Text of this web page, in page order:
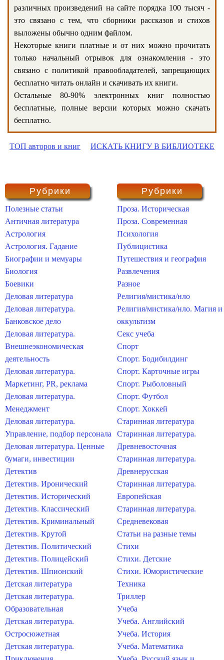
различных произведений на сайте порядка 100 тысяч -
это связано с тем, что сборники рассказов и стихов
выложены обычно одним файлом.
Некоторые книги платные и от них можно прочитать
только начальный отрывок для ознакомления - это
связано с политикой правообладателей, запрещающих
бесплатно читать онлайн и скачивать их книги.
Остальные 80-90% электронных книг полностью
бесплатные, полные версии которых можно скачать
бесплатно.
ТОП авторов и книг ИСКАТЬ КНИГУ В БИБЛИОТЕКЕ
Рубрики
Полезные статьи
Античная литература
Астрология
Астрология. Гадание
Биографии и мемуары
Биология
Боевики
Деловая литература
Деловая литература.
Банковское дело
Деловая литература.
Внешнеэкономическая
деятельность
Деловая литература.
Маркетинг, PR, реклама
Деловая литература.
Менеджмент
Деловая литература.
Управление, подбор персонала
Деловая литература. Ценные
бумаги, инвестиции
Детектив
Детектив. Иронический
Детектив. Исторический
Детектив. Классический
Детектив. Криминальный
Детектив. Крутой
Детектив. Политический
Детектив. Полицейский
Детектив. Шпионский
Детская литература
Детская литература.
Образовательная
Детская литература.
Остросюжетная
Детская литература.
Рубрики
Проза. Историческая
Проза. Современная
Психология
Публицистика
Путешествия и география
Развлечения
Разное
Религия/мистика/нло
Религия/мистика/нло. Магия и
оккультизм
Секс учеба
Спорт
Спорт. Бодибилдинг
Спорт. Карточные игры
Спорт. Рыболовный
Спорт. Футбол
Спорт. Хоккей
Старинная литература
Старинная литература.
Древневосточная
Старинная литература.
Древнерусская
Старинная литература.
Европейская
Старинная литература.
Средневековая
Статьи на разные темы
Стихи
Стихи. Детские
Стихи. Юмористические
Техника
Триллер
Учеба
Учеба. Английский
Учеба. История
Учеба. Математика